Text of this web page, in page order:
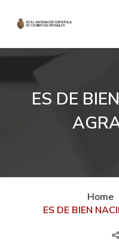
ES DE
Home
ES DE BIEN